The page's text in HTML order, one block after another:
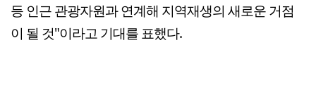
등 인근 관광자원과 연계해 지역재생의 새로운 거점
이 될 것"이라고 기대를 표했다.